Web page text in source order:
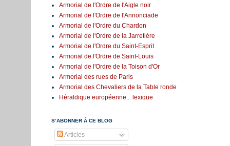
Armorial de l'Ordre de l'Aigle noir
Armorial de l'Ordre de l'Annonciade
Armorial de l'Ordre du Chardon
Armorial de l'Ordre de la Jarretière
Armorial de l'Ordre du Saint-Esprit
Armorial de l'Ordre de Saint-Louis
Armorial de l'Ordre de la Toison d'Or
Armorial des rues de Paris
Armorial des Chevaliers de la Table ronde
Héraldique européenne... lexique
S’ABONNER À CE BLOG
Articles